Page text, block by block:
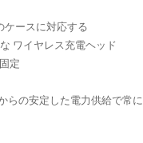
ケースに対応する
ワイヤレス充電ヘッド
定
らの安定した電力供給で常